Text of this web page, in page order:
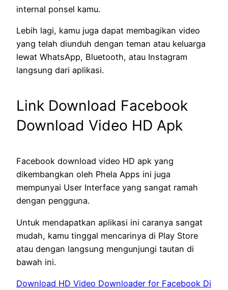
internal ponsel kamu.
Lebih lagi, kamu juga dapat membagikan video
yang telah diunduh dengan teman atau keluarga
lewat WhatsApp, Bluetooth, atau Instagram
langsung dari aplikasi.
Link Download Facebook
Download Video HD Apk
Facebook download video HD apk yang
dikembangkan oleh Phela Apps ini juga
mempunyai User Interface yang sangat ramah
dengan pengguna.
Untuk mendapatkan aplikasi ini caranya sangat
mudah, kamu tinggal mencarinya di Play Store
atau dengan langsung mengunjungi tautan di
bawah ini.
Download HD Video Downloader for Facebook Di